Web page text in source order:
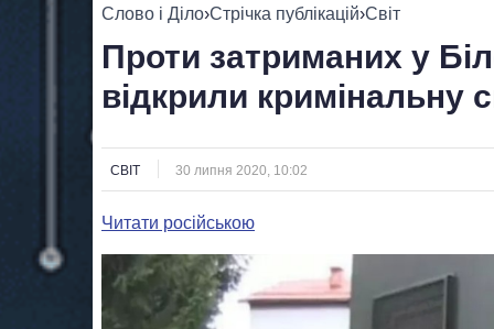
УСІ ПОЛІТИКИ ПРЕЗИДЕНТ І ОФІС
Слово і Діло›Стрічка публікацій›Світ
Проти затриманих у
відкрили кримінальну
СВІТ 30 липня 2020, 10:02
Читати російською